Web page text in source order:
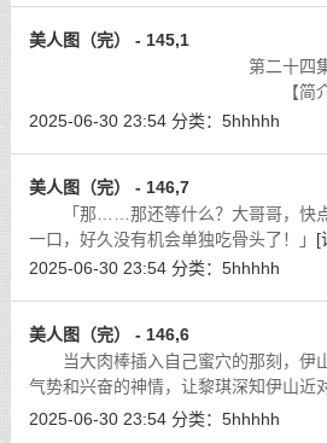
美人图（完） - 145,1
第二十四集两
【简介
2025-06-30 23:54 分类： 5hhhhh
美人图（完） - 146,7
「那……那还等什么？大哥哥，快点
一口，好久没有机会单独吃骨头了！」 [
2025-06-30 23:54 分类： 5hhhhh
美人图（完） - 146,6
当大肉棒插入自己蜜穴的那刻，伊
气势和兴奋的神情，让黎琪深知伊山近
的迷恋，一种变态般的强烈刺激，深深
2025-06-30 23:54 分类： 5hhhhh